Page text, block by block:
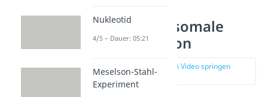
Interchromosomale
Rekombination
zur Stelle im Video springen
(01:08)
Nukleotid
4/5 – Dauer: 05:21
Meselson-Stahl-
Experiment